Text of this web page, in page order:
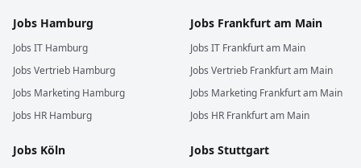
Jobs Hamburg
Jobs IT Hamburg
Jobs Vertrieb Hamburg
Jobs Marketing Hamburg
Jobs HR Hamburg
Jobs Frankfurt am Main
Jobs IT Frankfurt am Main
Jobs Vertrieb Frankfurt am Main
Jobs Marketing Frankfurt am Main
Jobs HR Frankfurt am Main
Jobs Köln Jobs Stuttgart